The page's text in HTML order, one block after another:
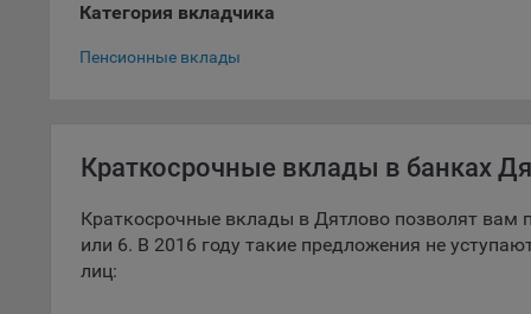
При
Категория вкладчика
Пенсионные вклады
Краткосрочные вклады в банках
Краткосрочные вклады в Дятлово позволят вам
или 6. В 2016 году такие предложения не
лиц: